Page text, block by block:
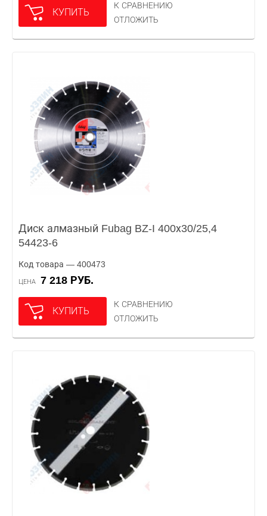
КУПИТЬ
К СРАВНЕНИЮ
ОТЛОЖИТЬ
Диск алмазный Fubag BZ-I 400х30/25,4
54423-6
Код товара — 400473
ЦЕНА 7 218 РУБ.
КУПИТЬ
К СРАВНЕНИЮ
ОТЛОЖИТЬ